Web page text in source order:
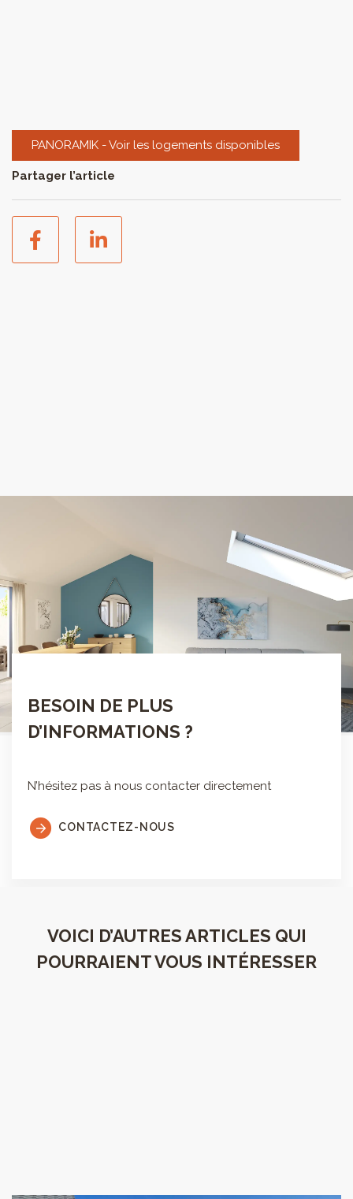
PANORAMIK - Voir les logements disponibles
Partager l’article
BESOIN DE PLUS
D’INFORMATIONS ?
N’hésitez pas à nous contacter directement
CONTACTEZ-NOUS
VOICI D’AUTRES ARTICLES QUI
POURRAIENT VOUS INTÉRESSER